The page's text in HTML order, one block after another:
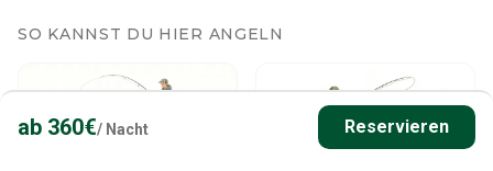
SO KANNST DU HIER ANGELN
ab 360€/ Nacht Reservieren